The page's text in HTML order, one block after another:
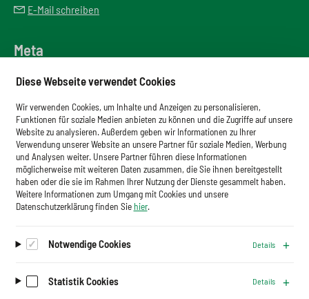
E-Mail schreiben
Meta
Downloadbereich
Glossar
Impressum
Datenschutz
Cookies
Newsletter abonnieren
Diese Webseite verwendet Cookies
Wir verwenden Cookies, um Inhalte und Anzeigen zu personalisieren,
Funktionen für soziale Medien anbieten zu können und die Zugriffe auf unsere
Website zu analysieren. Außerdem geben wir Informationen zu Ihrer
Verwendung unserer Website an unsere Partner für soziale Medien, Werbung
und Analysen weiter. Unsere Partner führen diese Informationen
möglicherweise mit weiteren Daten zusammen, die Sie ihnen bereitgestellt
haben oder die sie im Rahmen Ihrer Nutzung der Dienste gesammelt haben.
Weitere Informationen zum Umgang mit Cookies und unsere
Datenschutzerklärung finden Sie hier.
Notwendige Cookies Details
Statistik Cookies Details